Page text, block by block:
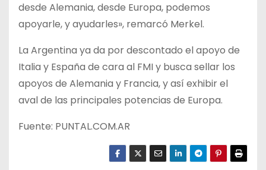
desde Alemania, desde Europa, podemos
apoyarle, y ayudarles», remarcó Merkel.
La Argentina ya da por descontado el apoyo de
Italia y España de cara al FMI y busca sellar los
apoyos de Alemania y Francia, y así exhibir el
aval de las principales potencias de Europa.
Fuente: PUNTAL.COM.AR